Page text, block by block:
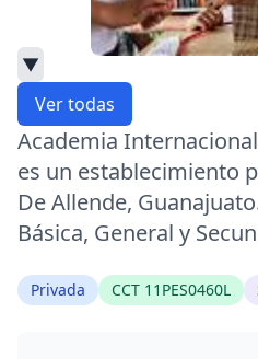
▼
Ver todas
Academia
es un establecimiento
De Allende,
Básica, General y
Privada CCT 11PES0460L